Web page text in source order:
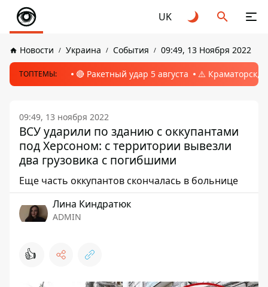
UK
Новости Украина События 09:49, 13 Ноября 2022
ТОПТЕМЫ: 🔴 Ракетный удар 5 августа ⚠️ Краматорск,
09:49, 13 ноября 2022
ВСУ ударили по зданию с оккупантами
под Херсоном: с территории вывезли
два грузовика с погибшими
Еще часть оккупантов скончалась в больнице
Лина Киндратюк
ADMIN
👍